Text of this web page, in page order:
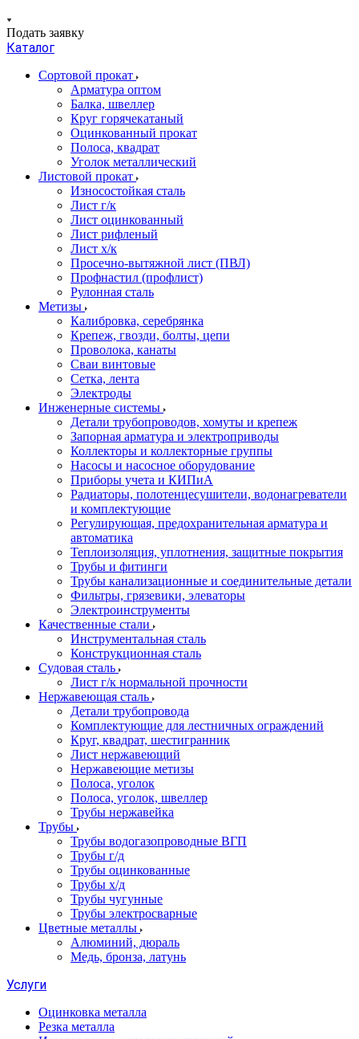
Подать заявку
Каталог
Сортовой прокат
Арматура оптом
Балка, швеллер
Круг горячекатаный
Оцинкованный прокат
Полоса, квадрат
Уголок металлический
Листовой прокат
Износостойкая сталь
Лист г/к
Лист оцинкованный
Лист рифленый
Лист х/к
Просечно-вытяжной лист (ПВЛ)
Профнастил (профлист)
Рулонная сталь
Метизы
Калибровка, серебрянка
Крепеж, гвозди, болты, цепи
Проволока, канаты
Сваи винтовые
Сетка, лента
Электроды
Инженерные системы
Детали трубопроводов, хомуты и крепеж
Запорная арматура и электроприводы
Коллекторы и коллекторные группы
Насосы и насосное оборудование
Приборы учета и КИПиА
Радиаторы, полотенцесушители, водонагреватели
и комплектующие
Регулирующая, предохранительная арматура и
автоматика
Теплоизоляция, уплотнения, защитные покрытия
Трубы и фитинги
Трубы канализационные и соединительные детали
Фильтры, грязевики, элеваторы
Электроинструменты
Качественные стали
Инструментальная сталь
Конструкционная сталь
Судовая сталь
Лист г/к нормальной прочности
Нержавеющая сталь
Детали трубопровода
Комплектующие для лестничных ограждений
Круг, квадрат, шестигранник
Лист нержавеющий
Нержавеющие метизы
Полоса, уголок
Полоса, уголок, швеллер
Трубы нержавейка
Трубы
Трубы водогазопроводные ВГП
Трубы г/д
Трубы оцинкованные
Трубы х/д
Трубы чугунные
Трубы электросварные
Цветные металлы
Алюминий, дюраль
Медь, бронза, латунь
Услуги
Оцинковка металла
Резка металла